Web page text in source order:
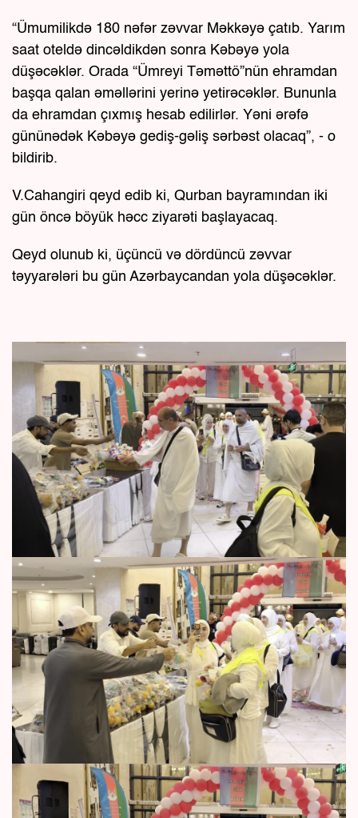
“Ümumilikdə 180 nəfər zəvvar Məkkəyə çatıb. Yarım
saat oteldə dincəldikdən sonra Kəbəyə yola
düşəcəklər. Orada “Ümreyi Təməttö”nün ehramdan
başqa qalan əməllərini yerinə yetirəcəklər. Bununla
da ehramdan çıxmış hesab edilirlər. Yəni ərəfə
gününədək Kəbəyə gediş-gəliş sərbəst olacaq”, - o
bildirib.
V.Cahangiri qeyd edib ki, Qurban bayramından iki
gün öncə böyük həcc ziyarəti başlayacaq.
Qeyd olunub ki, üçüncü və dördüncü zəvvar
təyyarələri bu gün Azərbaycandan yola düşəcəklər.